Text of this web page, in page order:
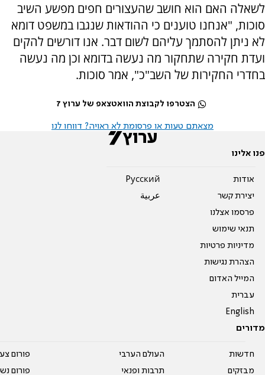
לשאלה האם הוא חושב שהעצורים חפים מפשע השיב
סוכות, "אנחנו טוענים כי ההודאות שנגבו במשפט דומא
לא ניתן להסתמך עליהם לשום דבר. אנו דורשים להקים
ועדת חקירה שתחקור מה נעשה בדומא וכן מה נעשה
בחדרי החקירות של השב"כ", אמר סוכות.
הצטרפו לקבוצת הוואטצאפ של ערוץ 7
מצאתם טעות או פרסומת לא ראויה? דווחו לנו
פנו אלינו
אודות
יצירת קשר
פרסמו אצלנו
תנאי שימוש
מדיניות פרטיות
הצהרת נגישות
המייל האדום
עברית
English
Pусский
عربية
מדורים
חדשות
מבזקים
העולם הערבי
תרבות ופנאי
פורום
פורום